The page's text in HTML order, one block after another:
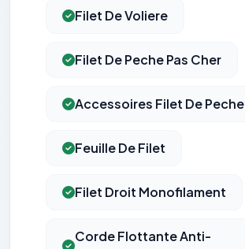
Filet De Voliere
Filet De Peche Pas Cher
Accessoires Filet De Peche
Feuille De Filet
Filet Droit Monofilament
Corde Flottante Anti-